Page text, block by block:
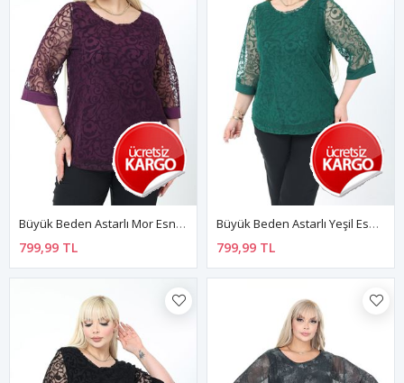
Büyük Beden Astarlı Mor Esnek Bluz 44B-2779
799,99 TL
Büyük Beden Astarlı Yeşil Esnek Bluz 27C-2781
799,99 TL